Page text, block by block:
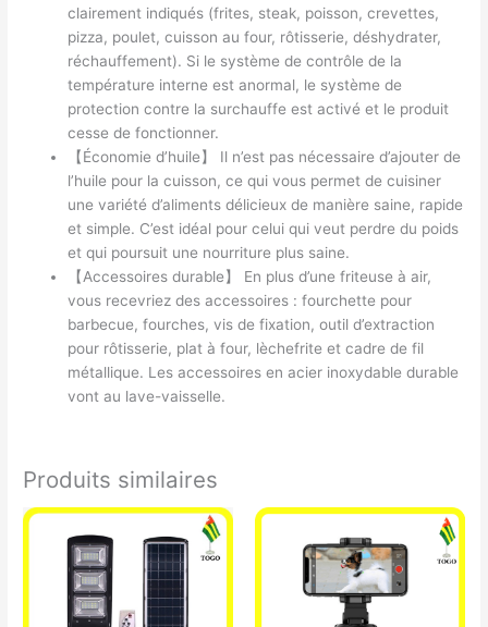
clairement indiqués (frites, steak, poisson, crevettes,
pizza, poulet, cuisson au four, rôtisserie, déshydrater,
réchauffement). Si le système de contrôle de la
température interne est anormal, le système de
protection contre la surchauffe est activé et le produit
cesse de fonctionner.
【Économie d’huile】 Il n’est pas nécessaire d’ajouter de
l’huile pour la cuisson, ce qui vous permet de cuisiner
une variété d’aliments délicieux de manière saine, rapide
et simple. C’est idéal pour celui qui veut perdre du poids
et qui poursuit une nourriture plus saine.
【Accessoires durable】 En plus d’une friteuse à air,
vous recevriez des accessoires : fourchette pour
barbecue, fourches, vis de fixation, outil d’extraction
pour rôtisserie, plat à four, lèchefrite et cadre de fil
métallique. Les accessoires en acier inoxydable durable
vont au lave-vaisselle.
Produits similaires